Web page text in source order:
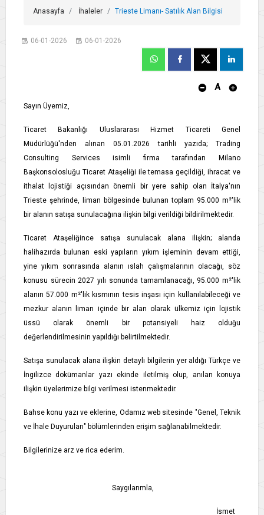
Anasayfa İhaleler Trieste Limanı- Satılık Alan Bilgisi
06-01-2026 06-01-2026
A
Sayın Üyemiz,
Ticaret Bakanlığı Uluslararası Hizmet Ticareti Genel
Müdürlüğü'nden alınan 05.01.2026 tarihli yazıda; Trading
Consulting Services isimli firma tarafından Milano
Başkonsolosluğu Ticaret Ataşeliği ile temasa geçildiği, ihracat ve
ithalat lojistiği açısından önemli bir yere sahip olan İtalya'nın
Trieste şehrinde, liman bölgesinde bulunan toplam 95.000 m²'lik
bir alanın satışa sunulacağına ilişkin bilgi verildiği bildirilmektedir.
Ticaret Ataşeliğince satışa sunulacak alana ilişkin; alanda
halihazırda bulunan eski yapıların yıkım işleminin devam ettiği,
yine yıkım sonrasında alanın ıslah çalışmalarının olacağı, söz
konusu sürecin 2027 yılı sonunda tamamlanacağı, 95.000 m²'lik
alanın 57.000 m²'lik kısmının tesis inşası için kullanılabileceği ve
mezkur alanın liman içinde bir alan olarak ülkemiz için lojistik
üssü olarak önemli bir potansiyeli haiz olduğu
değerlendirilmesinin yapıldığı belirtilmektedir.
Satışa sunulacak alana ilişkin detaylı bilgilerin yer aldığı Türkçe ve
İngilizce dokümanlar yazı ekinde iletilmiş olup, anılan konuya
ilişkin üyelerimize bilgi verilmesi istenmektedir.
Bahse konu yazı ve eklerine, Odamız web sitesinde "Genel, Teknik
ve İhale Duyuruları" bölümlerinden erişim sağlanabilmektedir.
Bilgilerinize arz ve rica ederim.
Saygılarımla,
İsmet